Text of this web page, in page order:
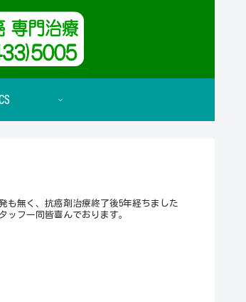
無く、抗癌剤治療終了後5年経ちました
ッフ一同皆喜んでおります。